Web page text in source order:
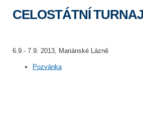
CELOSTÁTNÍ
6.9.- 7.9. 2013, Mariánské Lázně
Pozvánka